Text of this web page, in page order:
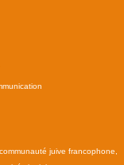
juive francophone,